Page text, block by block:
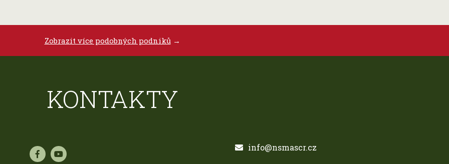
Zobrazit více podobných podniků→
KONTAKTY
info@nsmascr.cz